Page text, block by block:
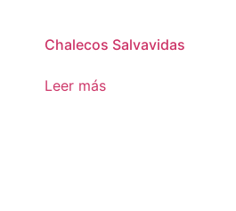
Chalecos Salvavidas
Leer más